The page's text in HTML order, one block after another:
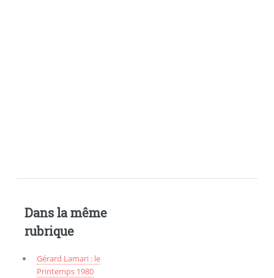
Dans la même
rubrique
Gérard Lamari : le
Printemps 1980